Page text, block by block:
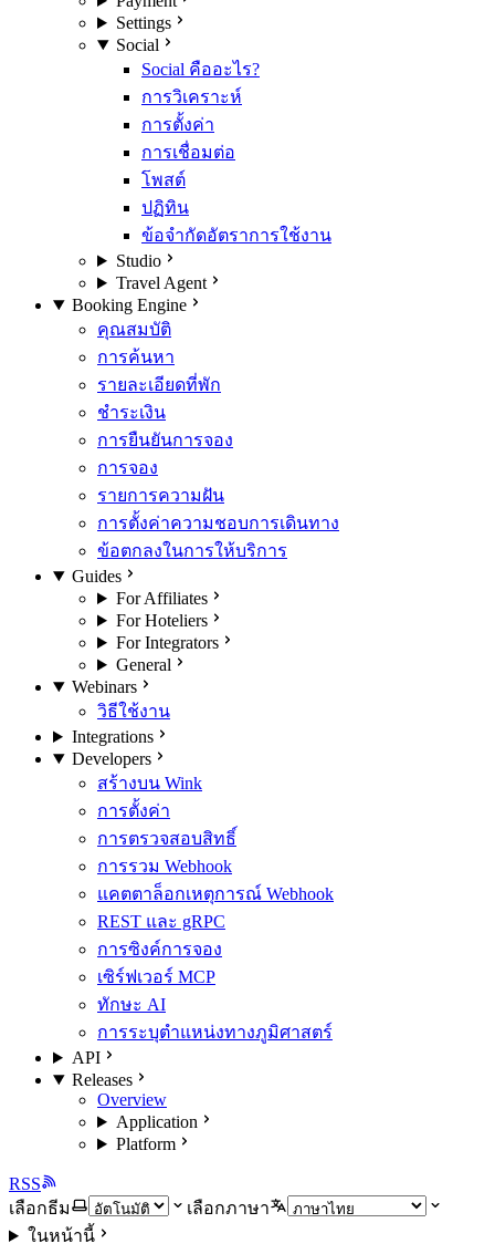
Settings
Social
Social คืออะไร?
การวิเคราะห์
การตั้งค่า
การเชื่อมต่อ
โพสต์
ปฏิทิน
ข้อจำกัดอัตราการใช้งาน
Studio
Travel Agent
Booking Engine
คุณสมบัติ
การค้นหา
รายละเอียดที่พัก
ชำระเงิน
การยืนยันการจอง
การจอง
รายการความฝัน
การตั้งค่าความชอบการเดินทาง
ข้อตกลงในการให้บริการ
Guides
For Affiliates
For Hoteliers
For Integrators
General
Webinars
วิธีใช้งาน
Integrations
Developers
สร้างบน Wink
การตั้งค่า
การตรวจสอบสิทธิ์
การรวม Webhook
แคตตาล็อกเหตุการณ์ Webhook
REST และ gRPC
การซิงค์การจอง
เซิร์ฟเวอร์ MCP
ทักษะ AI
การระบุตำแหน่งทางภูมิศาสตร์
API
Releases
Overview
Application
Platform
RSS
เลือกธีม
เลือกภาษา
ในหน้านี้